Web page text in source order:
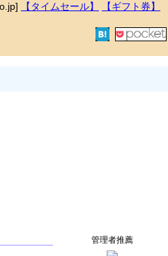
【タイムセール】 【ギフト券】
管理者推薦